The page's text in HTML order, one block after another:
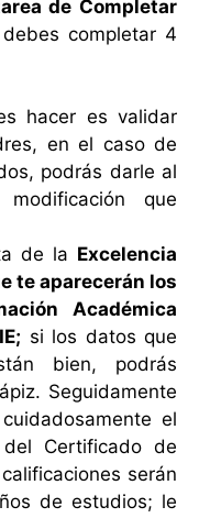
de Completar
completar 4
hacer es validar
en el caso de
podrás darle al
que
de la Excelencia
te aparecerán los
Académica
si los datos que
bien, podrás
Seguidamente
el
Certificado de
serán
de estudios; le